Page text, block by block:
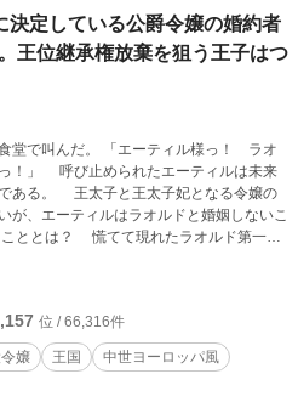
決定している公爵令嬢の婚約者
王位継承権放棄を狙う王子はつ
ーティル様っ！ ラオ
ルは未来
なる令嬢の
が、エーティルはラオルドと婚姻しないこ
指摘、誤字脱字修正で読みやすい小説
いします。 たくさんのお気に
がとうございます。 おかげさまで
った。 親類から王太子になることを強要
ルドにエーティルとムーガが手を差し伸
位 / 66,316件
嬢 王国
中世ヨーロッパ風